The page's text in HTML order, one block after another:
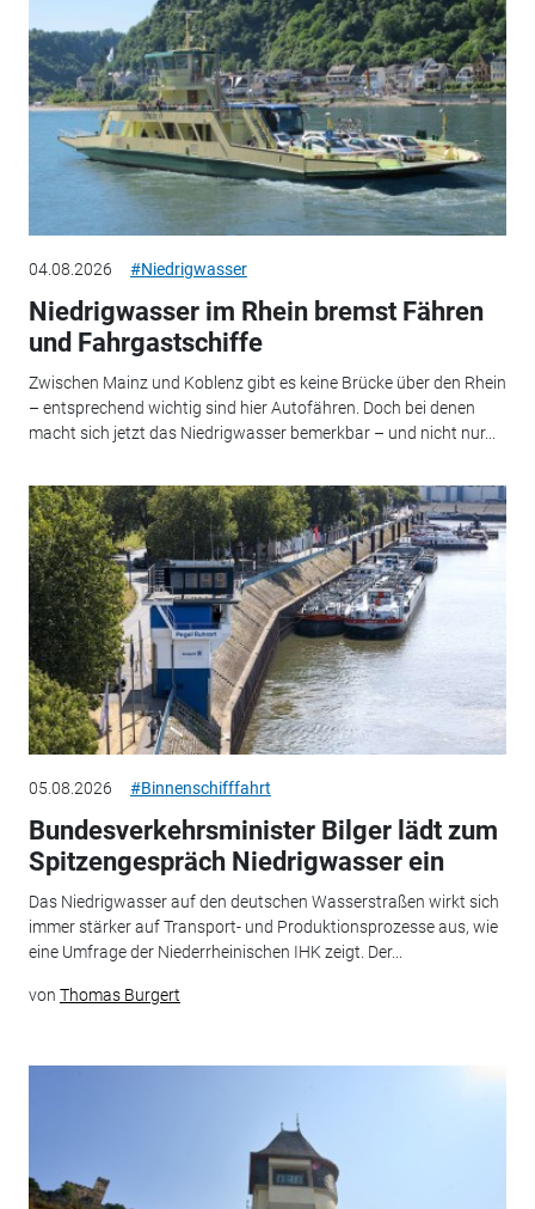
04.08.2026 #Niedrigwasser
Niedrigwasser im Rhein bremst Fähren
und Fahrgastschiffe
Zwischen Mainz und Koblenz gibt es keine Brücke über den Rhein
– entsprechend wichtig sind hier Autofähren. Doch bei denen
macht sich jetzt das Niedrigwasser bemerkbar – und nicht nur...
05.08.2026 #Binnenschifffahrt
Bundesverkehrsminister Bilger lädt zum
Spitzengespräch Niedrigwasser ein
Das Niedrigwasser auf den deutschen Wasserstraßen wirkt sich
immer stärker auf Transport- und Produktionsprozesse aus, wie
eine Umfrage der Niederrheinischen IHK zeigt. Der...
von Thomas Burgert